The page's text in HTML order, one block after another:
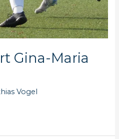
Gina-Maria
Vogel